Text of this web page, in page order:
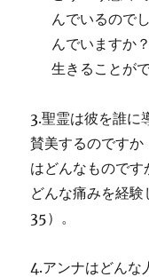
んでいるので
んでいますか
生きることが
3.聖霊は彼を誰に
賛美するのです
はどんなもので
どんな痛みを経
35）。
4.アンナはどん